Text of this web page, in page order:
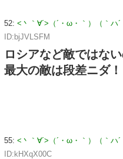
52: <丶｀∀´>（´・ω・｀）（｀
ID:bjJVLSFM
ロシアなど敵ではな
最大の敵は段差ニダ！
55: <丶｀∀´>（´・ω・｀）（｀
ID:kHXqX00C